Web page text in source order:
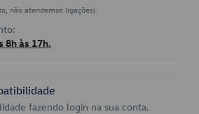
não atendemos ligações)
8h às 17h.
fazendo login na sua conta.